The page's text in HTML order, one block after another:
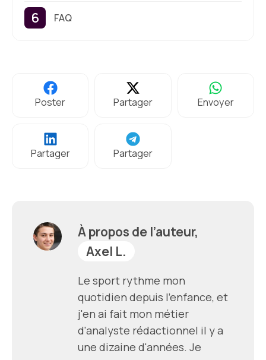
FAQ
Poster Partager Envoyer
Partager Partager
À propos de l’auteur,
Axel L.
Le sport rythme mon
quotidien depuis l'enfance, et
j'en ai fait mon métier
d'analyste rédactionnel il y a
une dizaine d'années. Je